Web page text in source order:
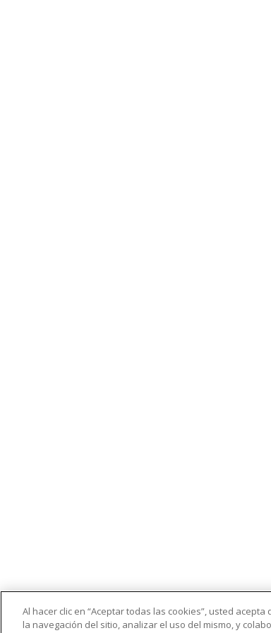
Al hacer clic en “Aceptar todas las cookies”, usted
la navegación del sitio, analizar el uso del mismo, y